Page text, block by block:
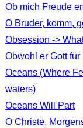
Ob mich Freude
O Bruder, komm,
Obsession ->
Obwohl er Gott
Oceans (Where
waters)
Oceans Will Part
O Christe,